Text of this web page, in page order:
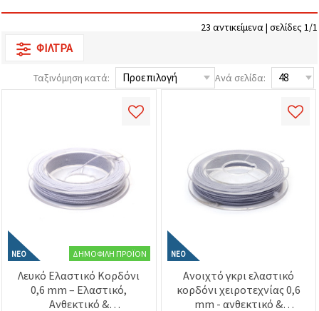
περιεχόμενο
και
άλλων με
μάρκετινγκ.
Μπορείτε
συμφωνήσετε
χρησιμοποιήσετε
όλα τα
cookies
κλικ στον
ιστότοπο!
23 αντικείμενα | σελίδες 1/1
ΦΊΛΤΡΑ
Ταξινόμηση κατά: Ανά σελίδα:
ΝΈΟ ΔΗΜΟΦΙΛΉ ΠΡΟΪΌΝ
Λευκό Ελαστικό Κορδόνι
0,6 mm – Ελαστικό,
Ανθεκτικό &
ΝΈΟ
Ανοιχτό γκρι ελαστικό
κορδόνι χειροτεχνίας 0,6
mm - ανθεκτικό &